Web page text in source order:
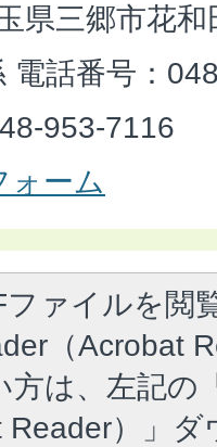
県三郷市花
電話番号：
953-7116
ォーム
ファイルを閲
（Acrobat
方は、左記の
Reader）」